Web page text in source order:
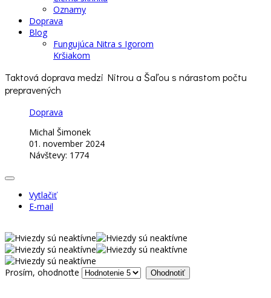
Oznamy
Doprava
Blog
Fungujúca Nitra s Igorom
Kršiakom
Taktová doprava medzi Nitrou a Šaľou s nárastom počtu
prepravených
Doprava
Michal Šimonek
01. november 2024
Návštevy: 1774
Vytlačiť
E-mail
Prosím, ohodnoťte